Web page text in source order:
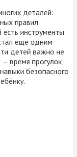
деталей:
правил
инструменты
еще одним
детей важно не
время прогулок,
безопасного